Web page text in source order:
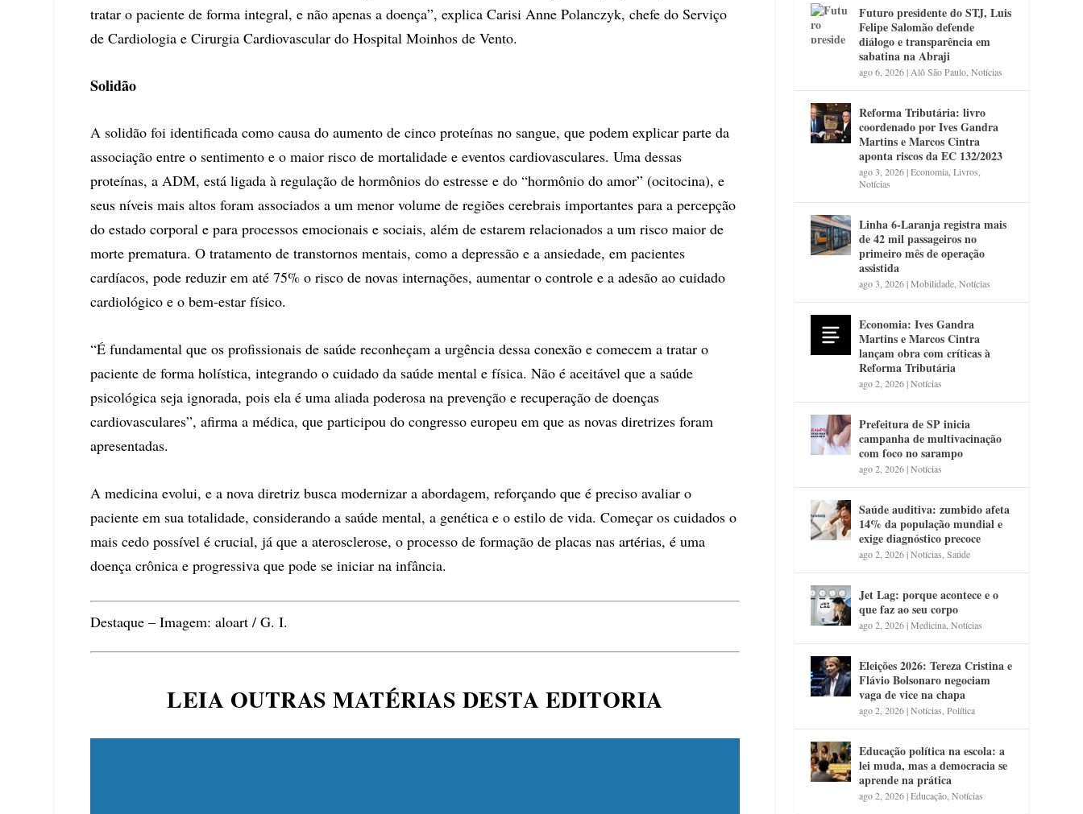
tratar o paciente de forma integral, e não apenas a doença”, explica Carisi Anne Polanczyk, chefe do Serviço
de Cardiologia e Cirurgia Cardiovascular do Hospital Moinhos de Vento.
Solidão
A solidão foi identificada como causa do aumento de cinco proteínas no sangue, que podem explicar parte da
associação entre o sentimento e o maior risco de mortalidade e eventos cardiovasculares. Uma dessas
proteínas, a ADM, está ligada à regulação de hormônios do estresse e do “hormônio do amor” (ocitocina), e
seus níveis mais altos foram associados a um menor volume de regiões cerebrais importantes para a percepção
do estado corporal e para processos emocionais e sociais, além de estarem relacionados a um risco maior de
morte prematura. O tratamento de transtornos mentais, como a depressão e a ansiedade, em pacientes
cardíacos, pode reduzir em até 75% o risco de novas internações, aumentar o controle e a adesão ao cuidado
cardiológico e o bem-estar físico.
“É fundamental que os profissionais de saúde reconheçam a urgência dessa conexão e comecem a tratar o
paciente de forma holística, integrando o cuidado da saúde mental e física. Não é aceitável que a saúde
psicológica seja ignorada, pois ela é uma aliada poderosa na prevenção e recuperação de doenças
cardiovasculares”, afirma a médica, que participou do congresso europeu em que as novas diretrizes foram
apresentadas.
A medicina evolui, e a nova diretriz busca modernizar a abordagem, reforçando que é preciso avaliar o
paciente em sua totalidade, considerando a saúde mental, a genética e o estilo de vida. Começar os cuidados o
mais cedo possível é crucial, já que a aterosclerose, o processo de formação de placas nas artérias, é uma
doença crônica e progressiva que pode se iniciar na infância.
Destaque – Imagem: aloart / G. I.
LEIA OUTRAS MATÉRIAS DESTA EDITORIA
Futuro presidente do STJ, Luis
Felipe Salomão defende
diálogo e transparência em
sabatina na Abraji
ago 6, 2026| Alô São Paulo ,Notícias
Reforma Tributária: livro
coordenado por Ives Gandra
Martins e Marcos Cintra
aponta riscos da EC 132/2023
ago 3, 2026|Economia ,Livros
Notícias
Linha 6-Laranja registra mais
de 42 mil passageiros no
primeiro mês de operação
assistida
ago 3, 2026|Mobilidade ,Notícias
Economia: Ives Gandra
Martins e Marcos Cintra
lançam obra com críticas à
Reforma Tributária
ago 2, 2026|Notícias
Prefeitura de SP inicia
campanha de multivacinação
com foco no sarampo
ago 2, 2026|Notícias
Saúde auditiva: zumbido afeta
14% da população mundial e
exige diagnóstico precoce
ago 2, 2026|Notícias ,Saúde
Jet Lag: porque acontece e o
que faz ao seu corpo
ago 2, 2026|Medicina ,Notícias
Eleições 2026: Tereza Cristina e
Flávio Bolsonaro negociam
vaga de vice na chapa
ago 2, 2026|Notícias ,Política
Educação política na escola: a
lei muda, mas a democracia se
aprende na prática
ago 2, 2026|Educação ,Notícias